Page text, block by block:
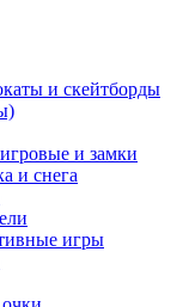
и скейтборды
и замки
и снега
игры